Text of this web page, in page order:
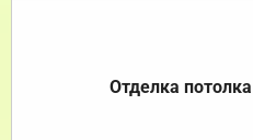
Отделка потолка